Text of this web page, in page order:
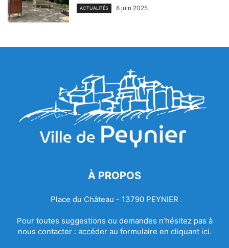
ACTUALITÉS 8 juin 2025
À PROPOS
Place du Château - 13790 PEYNIER
Pour toutes suggestions ou demandes n’hésitez pas à
nous contacter : accéder au formulaire en cliquant ici.